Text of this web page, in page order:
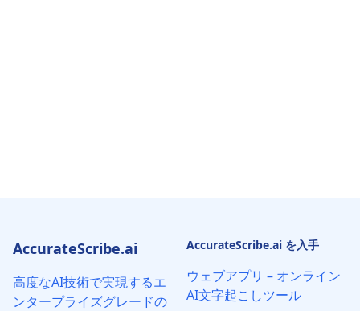
AccurateScribe.ai
高度なAI技術で実現するエ
ンタープライズグレードの
AccurateScribe.ai を入手
ウェブアプリ – オンライン
AI文字起こしツール